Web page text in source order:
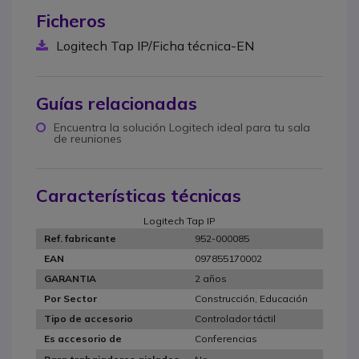
Ficheros
Logitech Tap IP/Ficha técnica-EN
Guías relacionadas
Encuentra la solución Logitech ideal para tu sala
de reuniones
Características técnicas
Logitech Tap IP
Ref. fabricante
952-000085
EAN
097855170002
GARANTIA
2 años
Por Sector
Construcción, Educación
Tipo de accesorio
Controlador táctil
Es accesorio de
Conferencias